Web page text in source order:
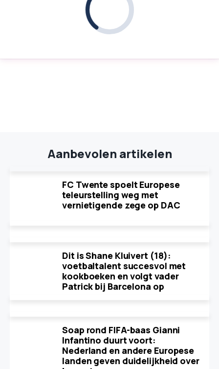
Aanbevolen artikelen
FC Twente spoelt Europese
teleurstelling weg met
vernietigende zege op DAC
Dit is Shane Kluivert (18):
voetbaltalent succesvol met
kookboeken en volgt vader
Patrick bij Barcelona op
Soap rond FIFA-baas Gianni
Infantino duurt voort:
Nederland en andere Europese
landen geven duidelijkheid over